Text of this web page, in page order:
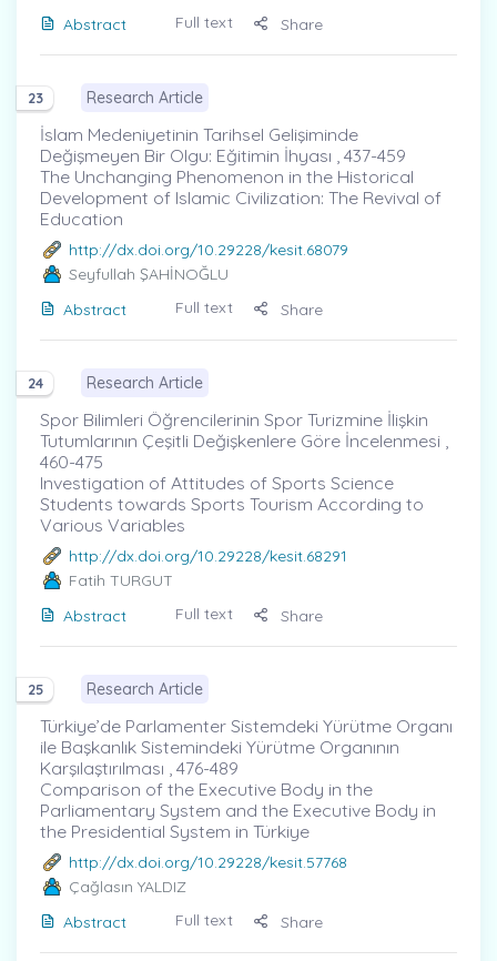
Abstract
Full text Share
23 Research Article
İslam Medeniyetinin Tarihsel Gelişiminde
Değişmeyen Bir Olgu: Eğitimin İhyası , 437-459
The Unchanging Phenomenon in the Historical
Development of Islamic Civilization: The Revival of
Education
http://dx.doi.org/10.29228/kesit.68079
Seyfullah ŞAHİNOĞLU
Abstract
Full text Share
24 Research Article
Spor Bilimleri Öğrencilerinin Spor Turizmine İlişkin
Tutumlarının Çeşitli Değişkenlere Göre İncelenmesi ,
460-475
Investigation of Attitudes of Sports Science
Students towards Sports Tourism According to
Various Variables
http://dx.doi.org/10.29228/kesit.68291
Fatih TURGUT
Abstract
Full text Share
25 Research Article
Türkiye’de Parlamenter Sistemdeki Yürütme Organı
ile Başkanlık Sistemindeki Yürütme Organının
Karşılaştırılması , 476-489
Comparison of the Executive Body in the
Parliamentary System and the Executive Body in
the Presidential System in Türkiye
http://dx.doi.org/10.29228/kesit.57768
Çağlasın YALDIZ
Abstract
Full text Share